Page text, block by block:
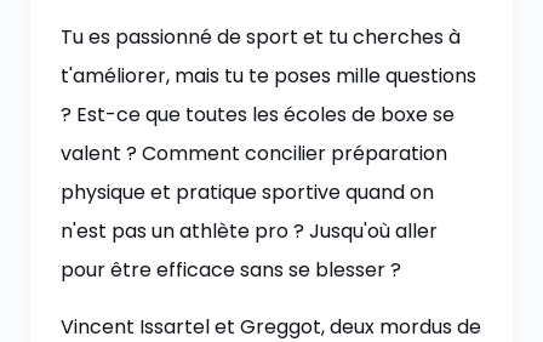
Tu es passionné de sport et tu cherches à
t'améliorer, mais tu te poses mille questions
? Est-ce que toutes les écoles de boxe se
valent ? Comment concilier préparation
physique et pratique sportive quand on
n'est pas un athlète pro ? Jusqu'où aller
pour être efficace sans se blesser ?
Vincent Issartel et Greggot, deux mordus de